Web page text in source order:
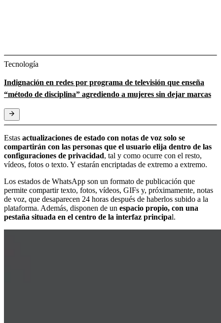
Tecnología
Indignación en redes por programa de televisión que enseña
“método de disciplina” agrediendo a mujeres sin dejar marcas
Estas actualizaciones de estado con notas de voz solo se
compartirán con las personas que el usuario elija dentro de las
configuraciones de privacidad, tal y como ocurre con el resto,
vídeos, fotos o texto. Y estarán encriptadas de extremo a extremo.
Los estados de WhatsApp son un formato de publicación que
permite compartir texto, fotos, vídeos, GIFs y, próximamente, notas
de voz, que desaparecen 24 horas después de haberlos subido a la
plataforma. Además, disponen de un espacio propio, con una
pestaña situada en el centro de la interfaz principal.